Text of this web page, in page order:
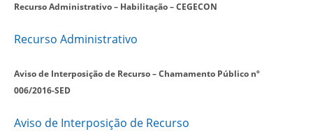
Recurso Administrativo – Habilitação – CEGECON
Recurso Administrativo
Aviso de Interposição de Recurso– Chamamento Público nº
006/2016-SED
Aviso de Interposição de Recurso